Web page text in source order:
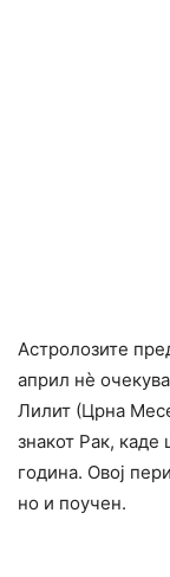
Астролозите
април нè
Лилит (Црна
знакот Рак, каде
година. Овој
но и поучен.